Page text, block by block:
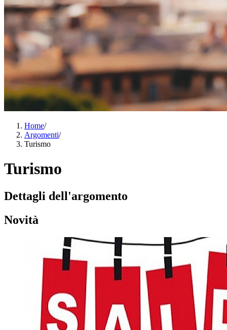
Home/
Argomenti/
Turismo
Turismo
Dettagli dell'argomento
Novità